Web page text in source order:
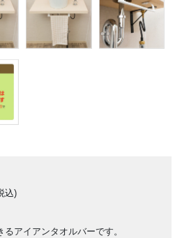
込)
アイアンタオルバーです。